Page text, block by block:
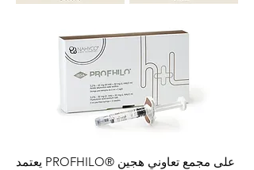
يعتمد PROFHILO® على مجمع تعاوني هجين